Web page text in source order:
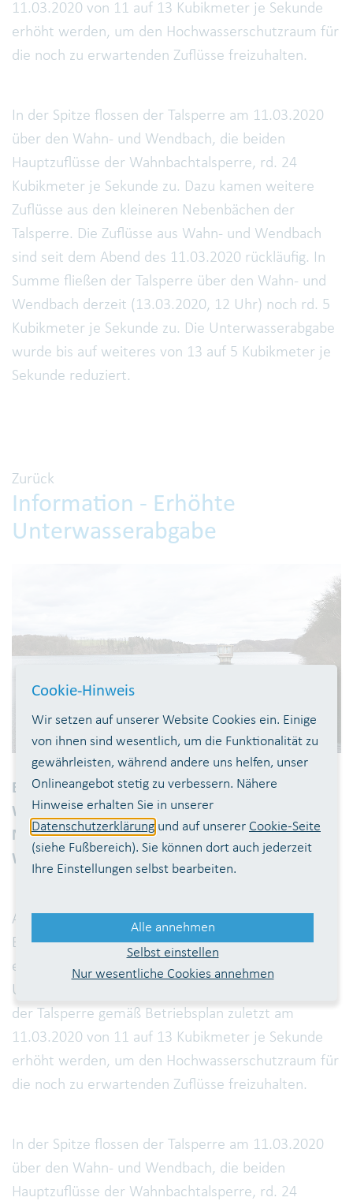
11.03.2020 von 11 auf 13 Kubikmeter je Sekunde
erhöht werden, um den Hochwasserschutzraum für
die noch zu erwartenden Zuflüsse freizuhalten.
In der Spitze flossen der Talsperre am 11.03.2020
über den Wahn- und Wendbach, die beiden
Hauptzuflüsse der Wahnbachtalsperre, rd. 24
Kubikmeter je Sekunde zu. Dazu kamen weitere
Zuflüsse aus den kleineren Nebenbächen der
Talsperre. Die Zuflüsse aus Wahn- und Wendbach
sind seit dem Abend des 11.03.2020 rückläufig. In
Summe fließen der Talsperre über den Wahn- und
Wendbach derzeit (13.03.2020, 12 Uhr) noch rd. 5
Kubikmeter je Sekunde zu. Die Unterwasserabgabe
wurde bis auf weiteres von 13 auf 5 Kubikmeter je
Sekunde reduziert.
Zurück
Information - Erhöhte
Unterwasserabgabe
Erhöhte Unterwasserabgabe aus der
Wahnbachtalsperre aufgrund der anhaltenden
Niederschläge im Einzugsgebiet der
Wahnbachtalsperre
Aufgrund der anhaltenden Niederschläge im
Einzugsgebiet der Wahnbachtalsperre und der zu
erwartenden Hochwassersituation musste die
Unterwasserabgabe an den Wahnbach unterhalb
der Talsperre gemäß Betriebsplan zuletzt am
11.03.2020 von 11 auf 13 Kubikmeter je Sekunde
erhöht werden, um den Hochwasserschutzraum für
die noch zu erwartenden Zuflüsse freizuhalten.
In der Spitze flossen der Talsperre am 11.03.2020
über den Wahn- und Wendbach, die beiden
Hauptzuflüsse der Wahnbachtalsperre, rd. 24
Cookie-Hinweis
Wir setzen auf unserer Website Cookies ein. Einige
von ihnen sind wesentlich, um die Funktionalität zu
gewährleisten, während andere uns helfen, unser
Onlineangebot stetig zu verbessern. Nähere
Hinweise erhalten Sie in unserer
Datenschutzerklärung und auf unserer Cookie-Seite
(siehe Fußbereich). Sie können dort auch jederzeit
Ihre Einstellungen selbst bearbeiten.
Alle annehmen
Selbst einstellen
Nur wesentliche Cookies annehmen